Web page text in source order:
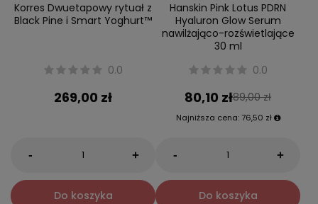
Korres Dwuetapowy rytuał z
Black Pine i Smart Yoghurt™
0.0
269,00 zł
- +
Do koszyka
Hanskin Pink Lotus PDRN
Hyaluron Glow Serum
nawilżająco-rozświetlające
30 ml
0.0
80,10 zł89,00 zł
Najniższa cena: 76,50 zł
- +
Do koszyka